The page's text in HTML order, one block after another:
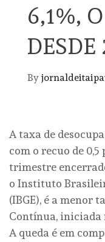
6,1%,
DESDE
By
A taxa de
com o recuo de
trimestre
o Instituto
(IBGE), é a menor
Contínua, iniciada
A queda é em